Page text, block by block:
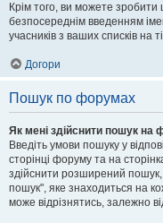
Крім того, ви можете
безпосереднім введенням
учасників з ваших списків на
Догори
Пошук по форумах
Як мені здійснити пошук на
Введіть умови пошуку у
сторінці форуму та на
здійснити розширений
пошук", яке знаходиться на
може відрізнятись, залежно